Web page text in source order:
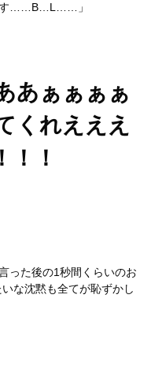
す……B…L……」
あぁぁぁぁ
くれえええ
！！
った後の1秒間くらいのお
な沈黙も全てが恥ずかし